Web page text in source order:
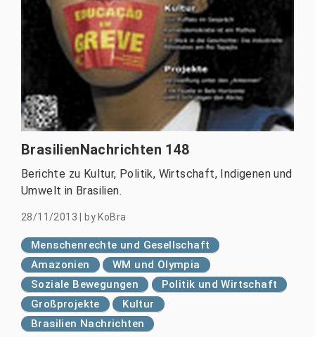
BrasilienNachrichten 148
Berichte zu Kultur, Politik, Wirtschaft, Indigenen und
Umwelt in Brasilien.
28/11/2013|byKoBra
Menschenrechte und Gesellschaft
Amazonien
WM und Olympia
Soziale Bewegungen
Politik und Wirtschaft
Großprojekte
Kultur
Brasilien Nachrichten